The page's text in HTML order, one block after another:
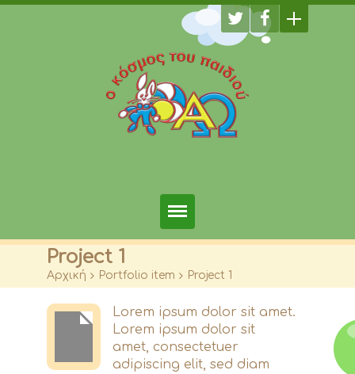
Αρχική
Φωτογραφίες
Τμήματα
Εκπαίδευση
Project 1
Αρχική > Portfolio item > Project 1
Lorem ipsum dolor sit amet.
Lorem ipsum dolor sit
amet, consectetuer
adipiscing elit, sed diam